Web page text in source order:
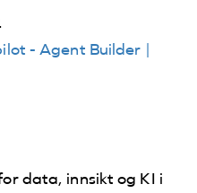
- Agent Builder |
data, innsikt og KI i